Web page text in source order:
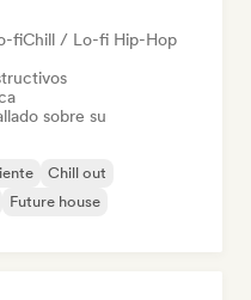
fiChill / Lo-fi Hip-Hop
sobre su
Chill out
Future house